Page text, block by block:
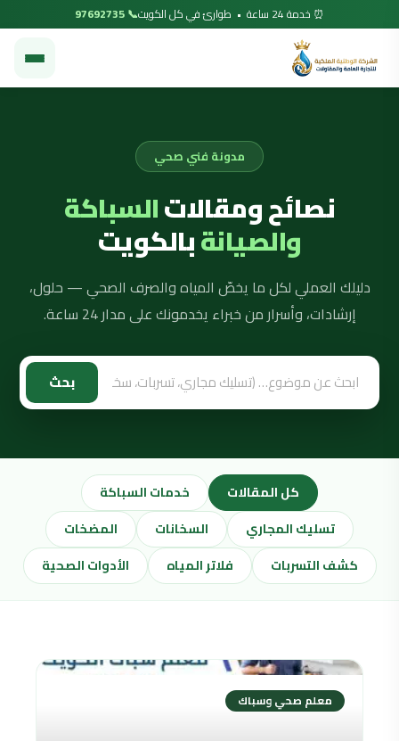
⏰ خدمة 24 ساعة • طوارئ في كل الكويت 📞 97692735
مدونة فني صحي
نصائح ومقالاتالسباكة
والصيانةبالكويت
دليلك العملي لكل ما يخصّ المياه والصرف الصحي — حلول،
إرشادات، وأسرار من خبراء يخدمونك على مدار 24 ساعة.
بحث
كل المقالات
خدمات السباكة
تسليك المجاري
السخانات
المضخات
كشف التسربات
فلاتر المياه الأدوات الصحية
معلم صحي وسباك